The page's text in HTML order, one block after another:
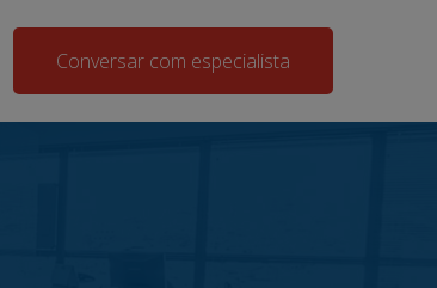
Conversar com especialista